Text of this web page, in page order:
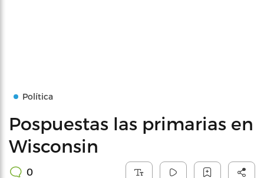
Política
Pospuestas las primarias en
Wisconsin
0